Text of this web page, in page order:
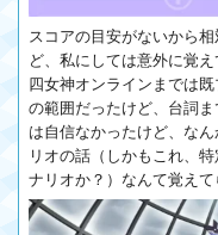
スコアの目安がないから
ど、私にしては意外に覚
四女神オンラインまでは
の範囲だったけど、台詞
は自信なかったけど、な
リオの話（しかもこれ、
ナリオか？）なんて覚えて